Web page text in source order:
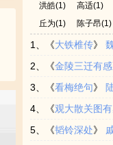
洪皓(1) 高适(1)
丘为(1) 陈子昂(1)
1、《大铁椎传》
因问：“数游南北，
将军家。宋，怀庆青
长子灿七岁，少同学
折叠环复，如锁上练
2、《金陵三迁有感
酒，西风天地正愁人
3、《看梅绝句》
4、《观大散关图
气钟义士，可与共壮
5、《韬铃深处》